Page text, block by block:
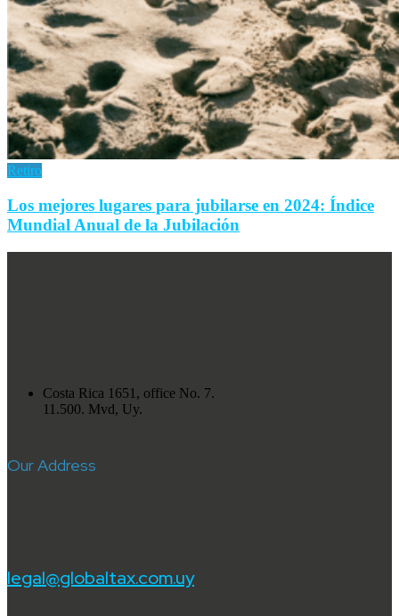
Retiro
Los mejores lugares para jubilarse en 2024: Índice
Mundial Anual de la Jubilación
Costa Rica 1651, office No. 7.
11.500. Mvd, Uy.
Our Address
legal@globaltax.com.uy